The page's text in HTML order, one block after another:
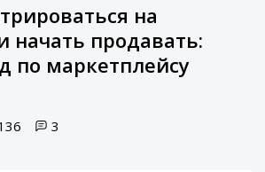
на
начать продавать:
по маркетплейсу
3